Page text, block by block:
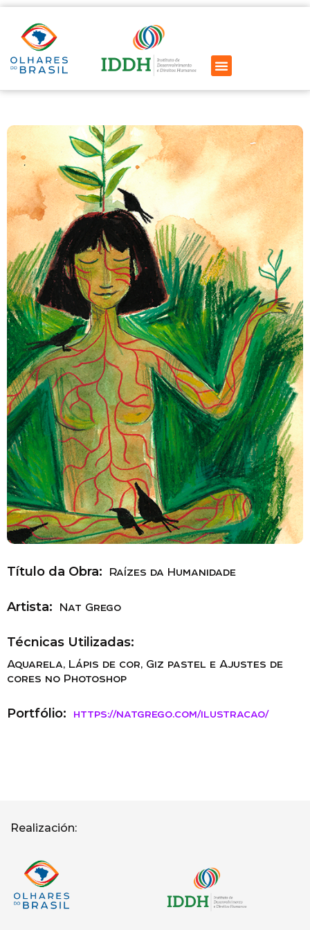
Título da Obra: Raízes da Humanidade
Artista: Nat Grego
Técnicas Utilizadas:
Aquarela, Lápis de cor, Giz pastel e Ajustes de
cores no Photoshop
Portfólio: https://natgrego.com/ilustracao/
Realización: